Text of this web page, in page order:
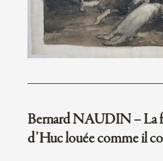
Bernard NAUDIN – La
d’Huc louée comme il